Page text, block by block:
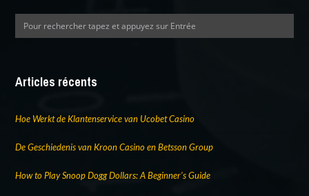
Articles récents
Hoe Werkt de Klantenservice van Ucobet Casino
De Geschiedenis van Kroon Casino en Betsson Group
How to Play Snoop Dogg Dollars: A Beginner’s Guide